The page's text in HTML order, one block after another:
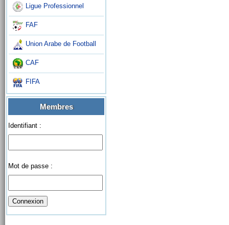
Ligue Professionnel
FAF
Union Arabe de Football
CAF
FIFA
Membres
Identifiant :
Mot de passe :